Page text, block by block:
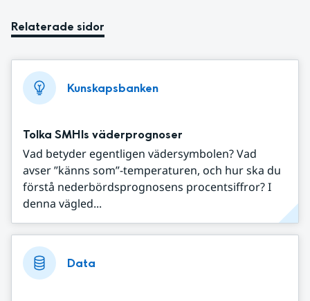
Relaterade sidor
Kunskapsbanken
Tolka SMHIs väderprognoser
Vad betyder egentligen vädersymbolen? Vad
avser ”känns som”-temperaturen, och hur ska du
förstå nederbördsprognosens procentsiffror? I
denna vägled...
Data